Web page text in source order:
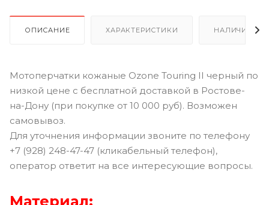
ОПИСАНИЕ ХАРАКТЕРИСТИКИ НАЛИЧИЕ В
Мотоперчатки кожаные Ozone Touring II черный по
низкой цене с бесплатной доставкой в Ростове-
на-Дону (при покупке от 10 000 руб). Возможен
самовывоз.
Для уточнения информации звоните по телефону
+7 (928) 248-47-47 (кликабельный телефон),
оператор ответит на все интересующие вопросы.
Материал: